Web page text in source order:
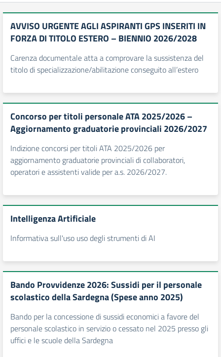
AVVISO URGENTE AGLI ASPIRANTI GPS INSERITI IN
FORZA DI TITOLO ESTERO – BIENNIO 2026/2028
Carenza documentale atta a comprovare la sussistenza del
titolo di specializzazione/abilitazione conseguito all’estero
Concorso per titoli personale ATA 2025/2026 –
Aggiornamento graduatorie provinciali 2026/2027
Indizione concorsi per titoli ATA 2025/2026 per
aggiornamento graduatorie provinciali di collaboratori,
operatori e assistenti valide per a.s. 2026/2027.
Intelligenza Artificiale
Informativa sull'uso uso degli strumenti di AI
Bando Provvidenze 2026: Sussidi per il personale
scolastico della Sardegna (Spese anno 2025)
Bando per la concessione di sussidi economici a favore del
personale scolastico in servizio o cessato nel 2025 presso gli
uffici e le scuole della Sardegna